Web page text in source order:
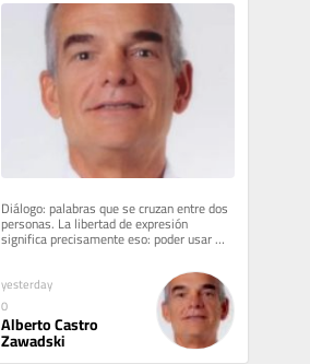
Diálogo: palabras que se cruzan entre dos
personas. La libertad de expresión
significa precisamente eso: poder usar
cualquier combinación de...
yesterday
0
Alberto Castro
Zawadski